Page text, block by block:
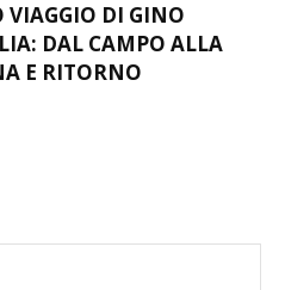
VIAGGIO DI GINO
DAL CAMPO ALLA
E RITORNO